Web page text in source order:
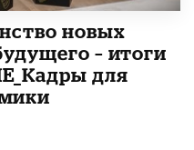
новых
– итоги
для